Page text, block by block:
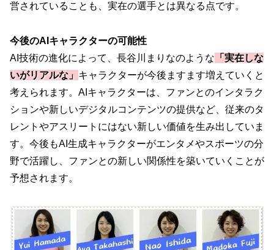
営されていることも、実在の選手とは異なる点です。
今後のAIキャラクターの可能性
AI技術の進化によって、長谷川まりなのような 「実在しな
いがリアルな」 キャラクターが今後ますます増えていくと
考えられます。AIキャラクターは、ファンとのインタラク
ションや新しいデジタルコンテンツの提供など、従来のタ
レントやアスリートにはない新しい価値を生み出していま
す。今後もAI生成キャラクターがエンタメやスポーツの分
野で活躍し、ファンとの新しい関係性を築いていくことが
予想されます。